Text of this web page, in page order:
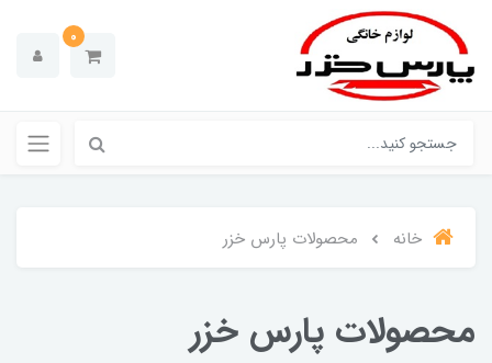
0
خانه محصولات پارس خزر
محصولات پارس خزر